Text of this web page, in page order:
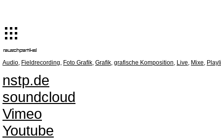
Audio, Fieldrecording, Foto Grafik, Grafik, grafische Komposition, Live, Mixe,
nstp.de
soundcloud
Vimeo
Youtube